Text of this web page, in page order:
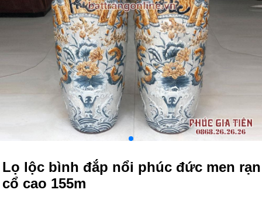
Lọ lộc bình đắp nổi phúc đức men rạn
cổ cao 155m